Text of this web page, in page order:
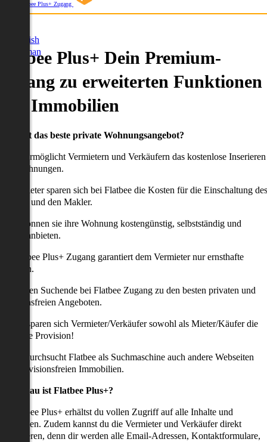
Flatbee Plus+ Zugang
English
German
Plus+ Dein Premium-
zu erweiterten Funktionen
Immobilien
willst das beste private Wohnungsangebot?
ermöglicht Vermietern und Verkäufern das kostenlose Inserieren
Wohnungen.
Anbieter sparen sich bei Flatbee die Kosten für die Einschaltung des
und den Makler.
können sie ihre Wohnung kostengünstig, selbstständig und
anbieten.
Flatbee Plus+ Zugang garantiert dem Vermieter nur ernsthafte
erhalten Suchende bei Flatbee Zugang zu den besten privaten und
Angeboten.
uns sparen sich Vermieter/Verkäufer sowohl als Mieter/Käufer die
Provision!
durchsucht Flatbee als Suchmaschine auch andere Webseiten
provisionsfreien Immobilien.
genau ist Flatbee Plus+?
Flatbee Plus+ erhältst du vollen Zugriff auf alle Inhalte und
Zudem kannst du die Vermieter und Verkäufer direkt
denn dir werden alle Email-Adressen, Kontaktformulare,